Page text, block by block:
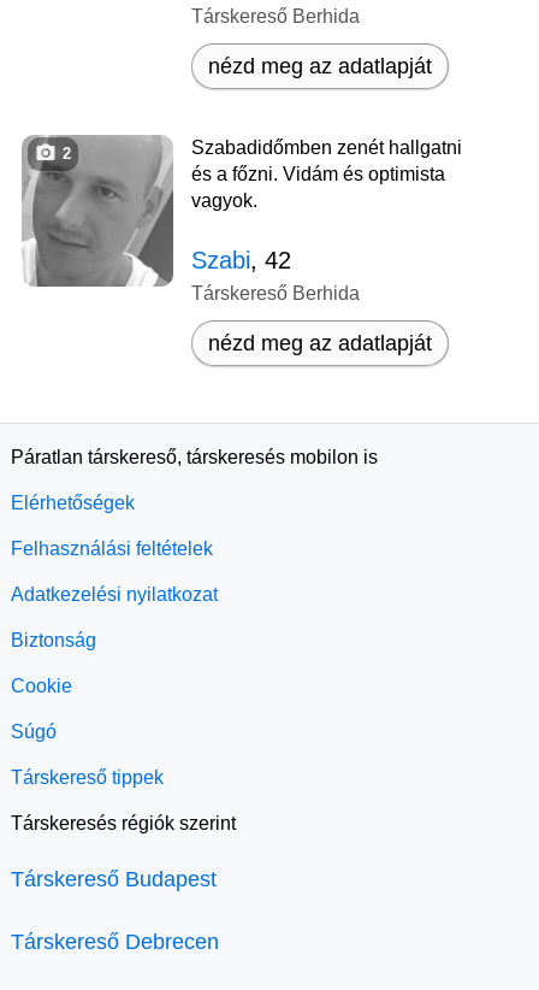
Társkereső Berhida
nézd meg az adatlapját
2
Szabadidőmben zenét hallgatni
és a főzni. Vidám és optimista
vagyok.
Szabi, 42
Társkereső Berhida
nézd meg az adatlapját
Páratlan társkereső, társkeresés mobilon is
Elérhetőségek
Felhasználási feltételek
Adatkezelési nyilatkozat
Biztonság
Cookie
Súgó
Társkereső tippek
Társkeresés régiók szerint
Társkereső Budapest
Társkereső Debrecen